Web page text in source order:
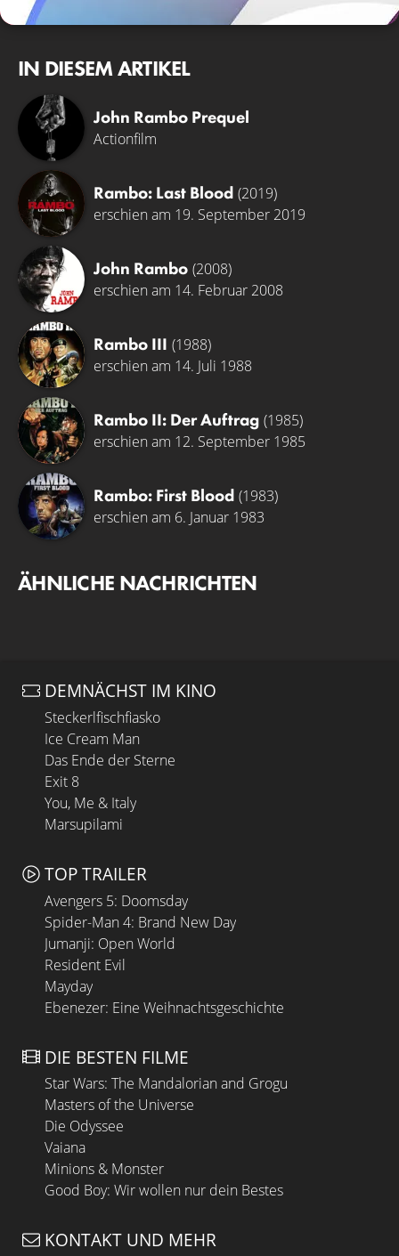
IN DIESEM ARTIKEL
John Rambo Prequel
Actionfilm
Rambo: Last Blood (2019)
erschien am 19. September 2019
John Rambo (2008)
erschien am 14. Februar 2008
Rambo III (1988)
erschien am 14. Juli 1988
Rambo II: Der Auftrag (1985)
erschien am 12. September 1985
Rambo: First Blood (1983)
erschien am 6. Januar 1983
ÄHNLICHE NACHRICHTEN
DEMNÄCHST IM KINO
Steckerlfischfiasko
Ice Cream Man
Das Ende der Sterne
Exit 8
You, Me & Italy
Marsupilami
TOP TRAILER
Avengers 5: Doomsday
Spider-Man 4: Brand New Day
Jumanji: Open World
Resident Evil
Mayday
Ebenezer: Eine Weihnachtsgeschichte
DIE BESTEN FILME
Star Wars: The Mandalorian and Grogu
Masters of the Universe
Die Odyssee
Vaiana
Minions & Monster
Good Boy: Wir wollen nur dein Bestes
KONTAKT UND MEHR